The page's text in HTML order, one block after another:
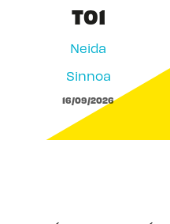
T01
Neida
Sinnoa
16/09/2026